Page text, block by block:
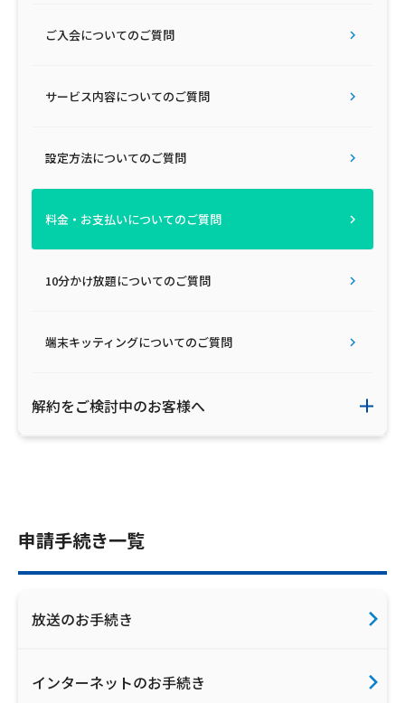
放送基準
放送番組審議会議事録
ご利用約款・重要事項説明書
プライバシーポリシー
ご入会についてのご質問
サービス内容についてのご質問
設定方法についてのご質問
料金・お支払いについてのご質問
10分かけ放題についてのご質問
端末キッティングについてのご質問
解約をご検討中のお客様へ
申請手続き一覧
放送のお手続き
インターネットのお手続き